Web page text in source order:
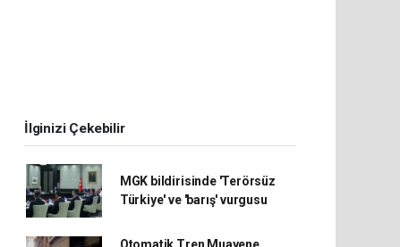
İlginizi Çekebilir
MGK bildirisinde 'Terörsüz
Türkiye' ve 'barış' vurgusu
Otomatik Tren Muayene